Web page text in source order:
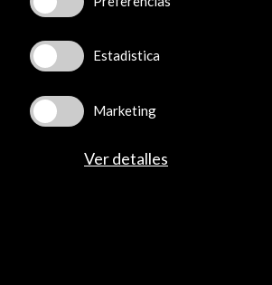
Estadistica
Marketing
Ver detalles